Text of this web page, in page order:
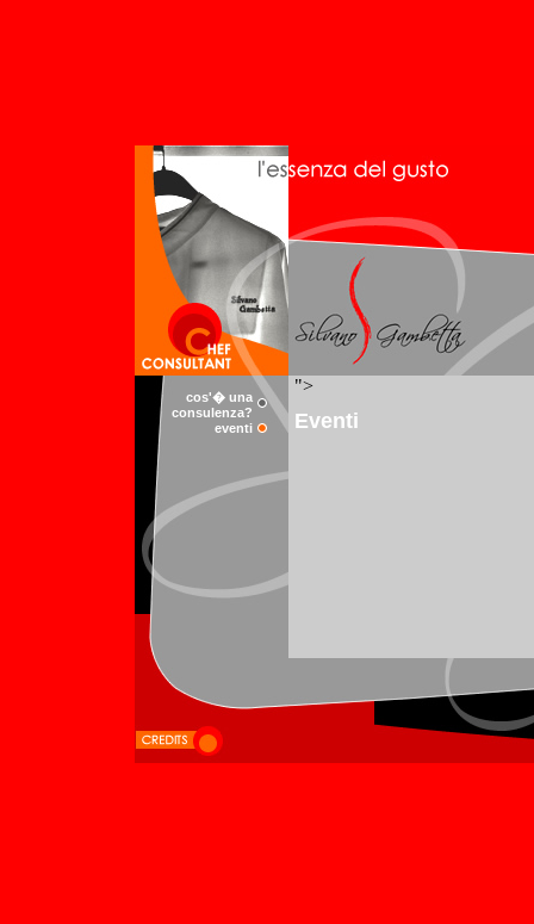
cos'� una
consulenza?
eventi